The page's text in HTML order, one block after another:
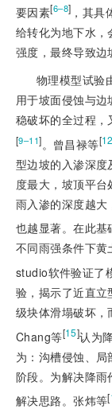
要因素[6–8] ，其
给转化为地下水
强度，最终导致边
物理模型试验
用于坡面侵蚀与
稳破坏的全过程
[9–11]。曾昌禄等[12
型边坡的入渗深度
度最大，坡顶平
雨入渗的深度越
也越显著。在此基
不同雨强条件下
studio软件验证了
验，揭示了近直立
级块体滑塌破坏，
Chang等[15]认为
为：沟槽侵蚀、
阶段。为解决降
解决思路。张炜等[